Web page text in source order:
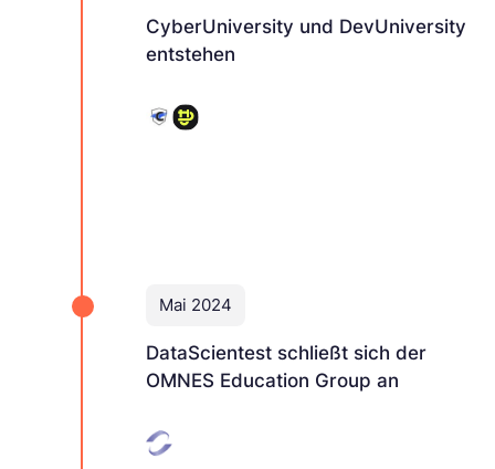
CyberUniversity und DevUniversity
entstehen
Mai 2024
DataScientest schließt sich der
OMNES Education Group an